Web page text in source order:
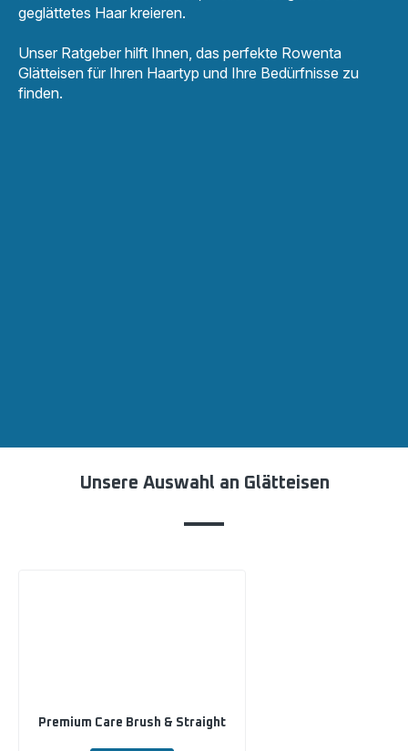
geglättetes Haar kreieren.
Unser Ratgeber hilft Ihnen, das perfekte Rowenta
Glätteisen für Ihren Haartyp und Ihre Bedürfnisse zu
finden.
Unsere Auswahl an Glätteisen
Premium Care Brush & Straight